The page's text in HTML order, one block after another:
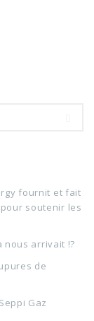
fournit et fait
soutenir les
nous arrivait !?
de
Gaz